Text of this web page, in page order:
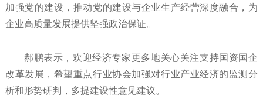
加强党的建设，推动党的建设与企业生产经营深度融合，为
企业高质量发展提供坚强政治保证。
郝鹏表示，欢迎经济专家更多地关心关注支持国资国企
改革发展，希望重点行业协会加强对行业产业经济的监测分
析和形势研判，多提建设性意见建议。